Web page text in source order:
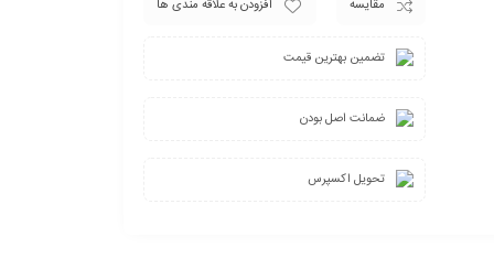
مقایسه افزودن به علاقه مندی ها
تضمین بهترین قیمت
ضمانت اصل بودن
تحویل اکسپرس